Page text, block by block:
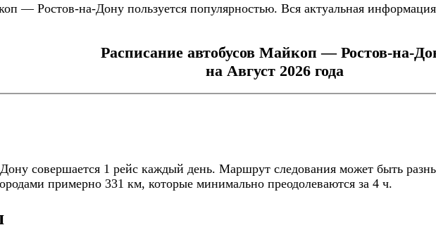
— Ростов-на-Дону пользуется популярностью. Вся актуальная
Расписание автобусов Майкоп — Ростов-на-
на Август 2026 года
совершается 1 рейс каждый день. Маршрут следования может быть
примерно 331 км, которые минимально преодолеваются за 4 ч.